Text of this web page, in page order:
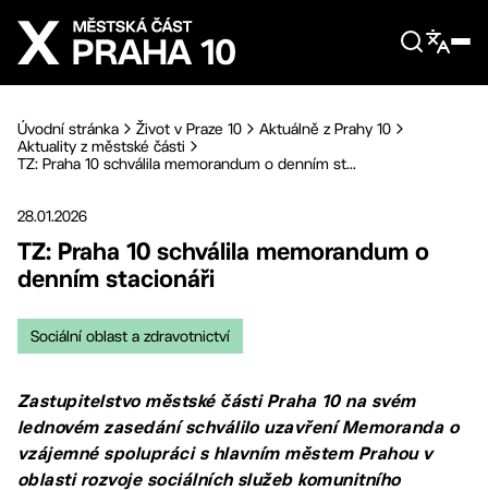
Přejít na hlavní obsah
Úvodní stránka Život v Praze 10
Aktuálně z Prahy 10
Aktuality z městské části
TZ: Praha 10 schválila memorandum o denním st...
28.01.2026
TZ: Praha 10 schválila memorandum o
denním stacionáři
Sociální oblast a zdravotnictví
Zastupitelstvo městské části Praha 10 na svém
lednovém zasedání schválilo uzavření Memoranda o
vzájemné spolupráci s hlavním městem Prahou v
oblasti rozvoje sociálních služeb komunitního